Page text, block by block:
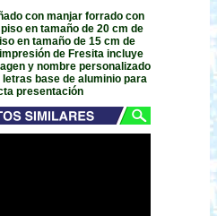
con manjar forrado con
en tamaño de 20 cm de
en tamaño de 15 cm de
de Fresita incluye
y nombre personalizado
base de aluminio para
presentación